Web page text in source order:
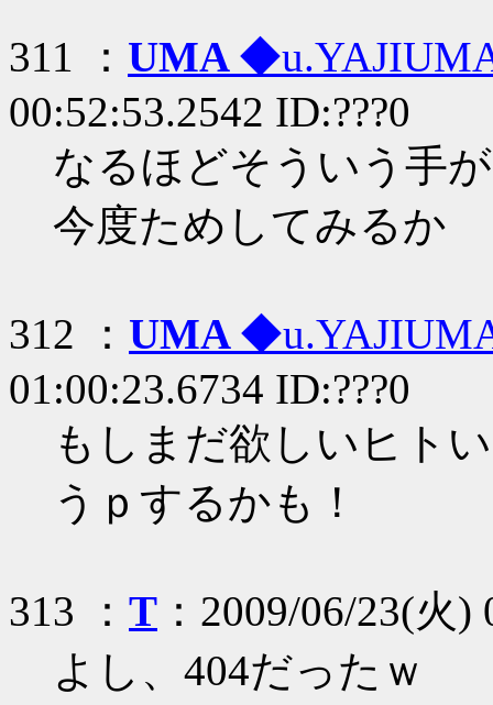
311 ： UMA
00:52:53.2542 ID:???0
なるほどそういう手
今度ためしてみるか
312 ： UMA
01:00:23.6734 ID:???0
もしまだ欲しいヒト
うｐするかも！
313 ： T ：2009/06/23(火)
よし、404だったｗ